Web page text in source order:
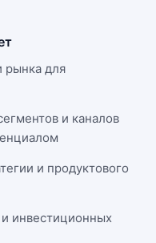
рынка для
и каналов
и продуктового
инвестиционных